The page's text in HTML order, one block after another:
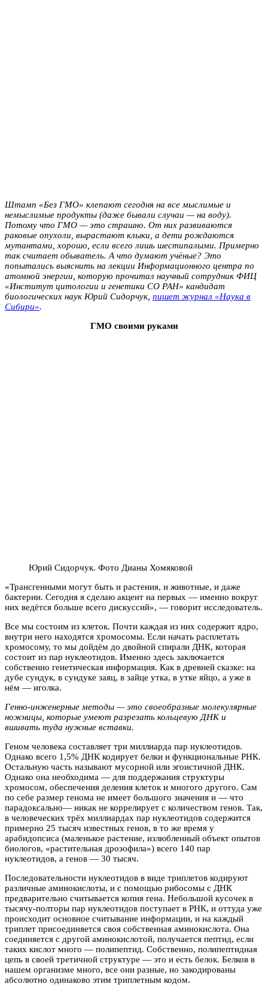
Штамп «Без ГМО» клепают сегодня на все мыслимые и
немыслимые продукты (даже бывали случаи — на воду).
Потому что ГМО — это страшно. От них развиваются
раковые опухоли, вырастают клыки, а дети рождаются
мутантами, хорошо, если всего лишь шестипалыми. Примерно
так считает обыватель. А что думают учёные? Это
попытались выяснить на лекции Информационного центра по
атомной энергии, которую прочитал научный сотрудник ФИЦ
«Институт цитологии и генетики СО РАН» кандидат
биологических наук Юрий Сидорчук, пишет журнал «Наука в
Сибири».
ГМО своими руками
Юрий Сидорчук. Фото Дианы Хомяковой
«Трансгенными могут быть и растения, и животные, и даже
бактерии. Сегодня я сделаю акцент на первых — именно вокруг
них ведётся больше всего дискуссий», — говорит исследователь.
Все мы состоим из клеток. Почти каждая из них содержит ядро,
внутри него находятся хромосомы. Если начать расплетать
хромосому, то мы дойдём до двойной спирали ДНК, которая
состоит из пар нуклеотидов. Именно здесь заключается
собственно генетическая информация. Как в древней сказке: на
дубе сундук, в сундуке заяц, в зайце утка, в утке яйцо, а уже в
нём — иголка.
Генно-инженерные методы — это своеобразные молекулярные
ножницы, которые умеют разрезать кольцевую ДНК и
вшивать туда нужные вставки.
Геном человека составляет три миллиарда пар нуклеотидов.
Однако всего 1,5% ДНК кодирует белки и функциональные РНК.
Остальную часть называют мусорной или эгоистичной ДНК.
Однако она необходима — для поддержания структуры
хромосом, обеспечения деления клеток и многого другого. Сам
по себе размер генома не имеет большого значения и — что
парадоксально— никак не коррелирует с количеством генов. Так,
в человеческих трёх миллиардах пар нуклеотидов содержится
примерно 25 тысяч известных генов, в то же время у
арабидопсиса (маленькое растение, излюбленный объект опытов
биологов, «растительная дрозофила») всего 140 пар
нуклеотидов, а генов — 30 тысяч.
Последовательности нуклеотидов в виде триплетов кодируют
различные аминокислоты, и с помощью рибосомы с ДНК
предварительно считывается копия гена. Небольшой кусочек в
тысячу-полторы пар нуклеотидов поступает в РНК, и оттуда уже
происходит основное считывание информации, и на каждый
триплет присоединяется своя собственная аминокислота. Она
соединяется с другой аминокислотой, получается пептид, если
таких кислот много — полипептид. Собственно, полипептидная
цепь в своей третичной структуре — это и есть белок. Белков в
нашем организме много, все они разные, но закодированы
абсолютно одинаково этим триплетным кодом.